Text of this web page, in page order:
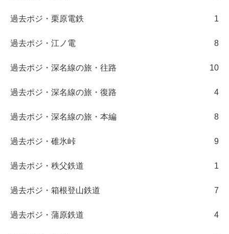
過去ポジ・栗原電鉄 1
過去ポジ・江ノ電 8
過去ポジ・深名線の旅・往路 10
過去ポジ・深名線の旅・復路 4
過去ポジ・深名線の旅・本編 8
過去ポジ・碓氷峠 9
過去ポジ・秩父鉄道 1
過去ポジ・箱根登山鉄道 7
過去ポジ・蒲原鉄道 4